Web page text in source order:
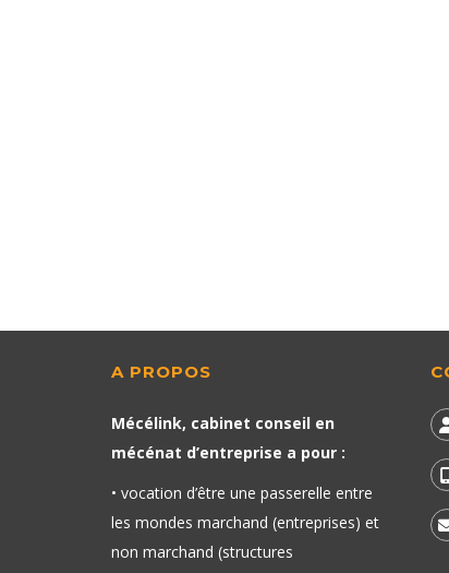
A PROPOS
Mécélink, cabinet conseil en
mécénat d’entreprise a pour :
• vocation d’être une passerelle entre
les mondes marchand (entreprises) et
non marchand (structures